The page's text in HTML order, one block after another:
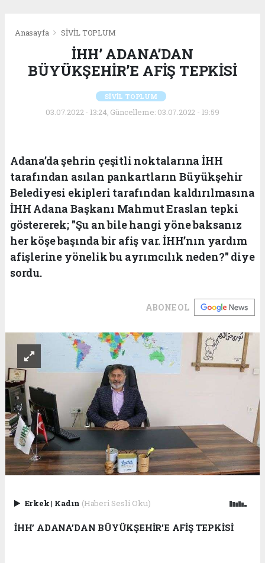
Anasayfa SİVİL TOPLUM
İHH’ ADANA’DAN
BÜYÜKŞEHİR’E AFİŞ TEPKİSİ
SİVİL TOPLUM
03.07.2022 - 13:24, Güncelleme: 03.07.2022 - 19:59
Adana’da şehrin çeşitli noktalarına İHH
tarafından asılan pankartların Büyükşehir
Belediyesi ekipleri tarafından kaldırılmasına
İHH Adana Başkanı Mahmut Eraslan tepki
göstererek; "Şu an bile hangi yöne baksanız
her köşe başında bir afiş var. İHH’nın yardım
afişlerine yönelik bu ayrımcılık neden?" diye
sordu.
ABONE OL
Erkek| Kadın (Haberi Sesli Oku)
İHH’ ADANA’DAN BÜYÜKŞEHİR’E AFİŞ TEPKİSİ